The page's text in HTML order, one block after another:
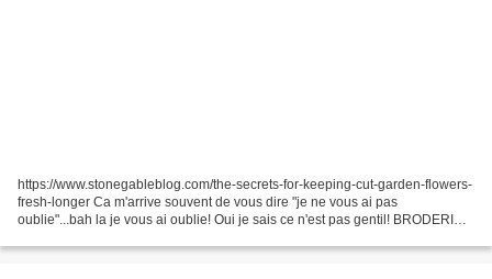
https://www.stonegableblog.com/the-secrets-for-keeping-cut-garden-flowers-
fresh-longer Ca m'arrive souvent de vous dire "je ne vous ai pas
oublie"...bah la je vous ai oublie! Oui je sais ce n'est pas gentil! BRODERIE
taxon_id=139...